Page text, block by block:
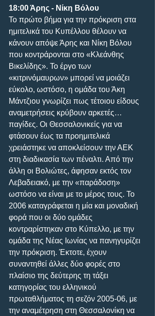
18:00 Άρης - Νίκη Βόλου
Το πρώτο βήμα για την πρόκριση στα
ημιτελικά του Κυπέλλου θέλουν να
κάνουν απόψε Άρης και Νίκη Βόλου
που κοντράρονται στο «Κλεάνθης
Βικελίδης». Το έργο των
«κιτρινόμαυρων» μπορεί να μοιάζει
εύκολο, ωστόσο, η ομάδα του Άκη
Μάντζιου γνωρίζει πως τέτοιου είδους
αναμετρήσεις κρύβουν αρκετές…
παγίδες. Οι Θεσσαλονικείς για να
φτάσουν έως τα προημιτελικά
χρειάστηκε να αποκλείσουν την ΑΕΚ
στη διαδικασία των πέναλτι. Από την
άλλη οι Βολιώτες, άφησαν εκτός τον
Λεβαδειακό, με την «παράδοση»
ωστόσο να είναι με το μέρος τους. Το
2006 καταγράφεται η μία και μοναδική
φορά που οι δύο ομάδες
κοντραρίστηκαν στο Κύπελλο, με την
ομάδα της Νέας Ιωνίας να πανηγυρίζει
την πρόκριση. Έκτοτε, έχουν
συναντηθεί άλλες δύο φορές στο
πλαίσιο της δεύτερης τη τάξει
κατηγορίας του ελληνικού
πρωταθλήματος τη σεζόν 2005-06, με
την αναμέτρηση στη Θεσσαλονίκη να